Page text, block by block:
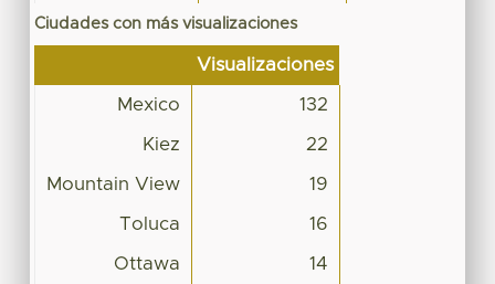
Ciudades con más visualizaciones
Visualizaciones
Mexico 132
Kiez 22
Mountain View 19
Toluca 16
Ottawa 14